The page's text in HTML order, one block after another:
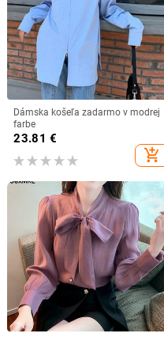
Dámska košeľa zadarmo v modrej
farbe
23.81 €
add_shopping_cart